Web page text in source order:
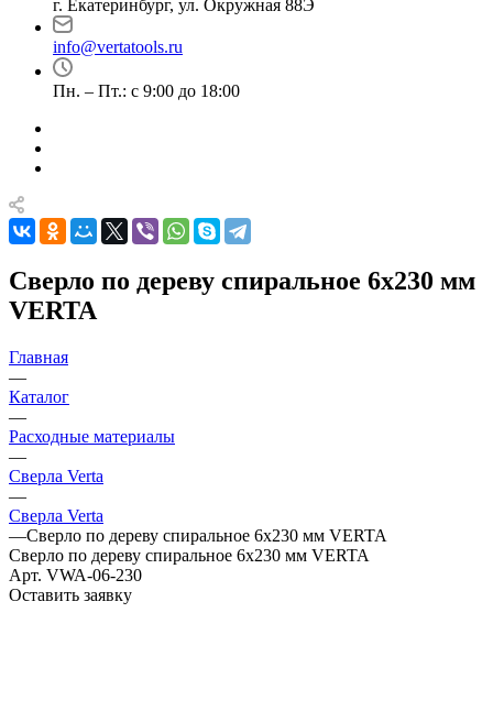
г. Екатеринбург, ул. Окружная 88Э
info@vertatools.ru
Пн. – Пт.: с 9:00 до 18:00
Сверло по дереву спиральное 6x230 мм
VERTA
Главная
—
Каталог
—
Расходные материалы
—
Сверла Verta
—
Сверла Verta
—Сверло по дереву спиральное 6x230 мм VERTA
Сверло по дереву спиральное 6x230 мм VERTA
Арт. VWA-06-230
Оставить заявку